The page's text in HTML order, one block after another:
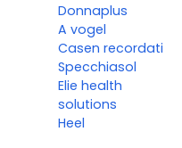
Donnaplus
A vogel
Casen recordati
Specchiasol
Elie health
solutions
Heel